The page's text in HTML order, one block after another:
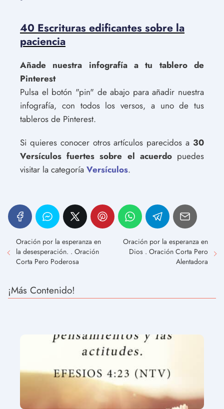
40 Escrituras edificantes sobre la
paciencia
Añade nuestra infografía a tu tablero de
Pinterest
Pulsa el botón "pin" de abajo para añadir nuestra
infografía, con todos los versos, a uno de tus
tableros de Pinterest.
Si quieres conocer otros artículos parecidos a 30
Versículos fuertes sobre el acuerdopuedes
visitar la categoría Versículos.
Oración por la esperanza en
la desesperación. . Oración
Corta Pero Poderosa
Oración por la esperanza en
Dios . Oración Corta Pero
Alentadora
¡Más Contenido!